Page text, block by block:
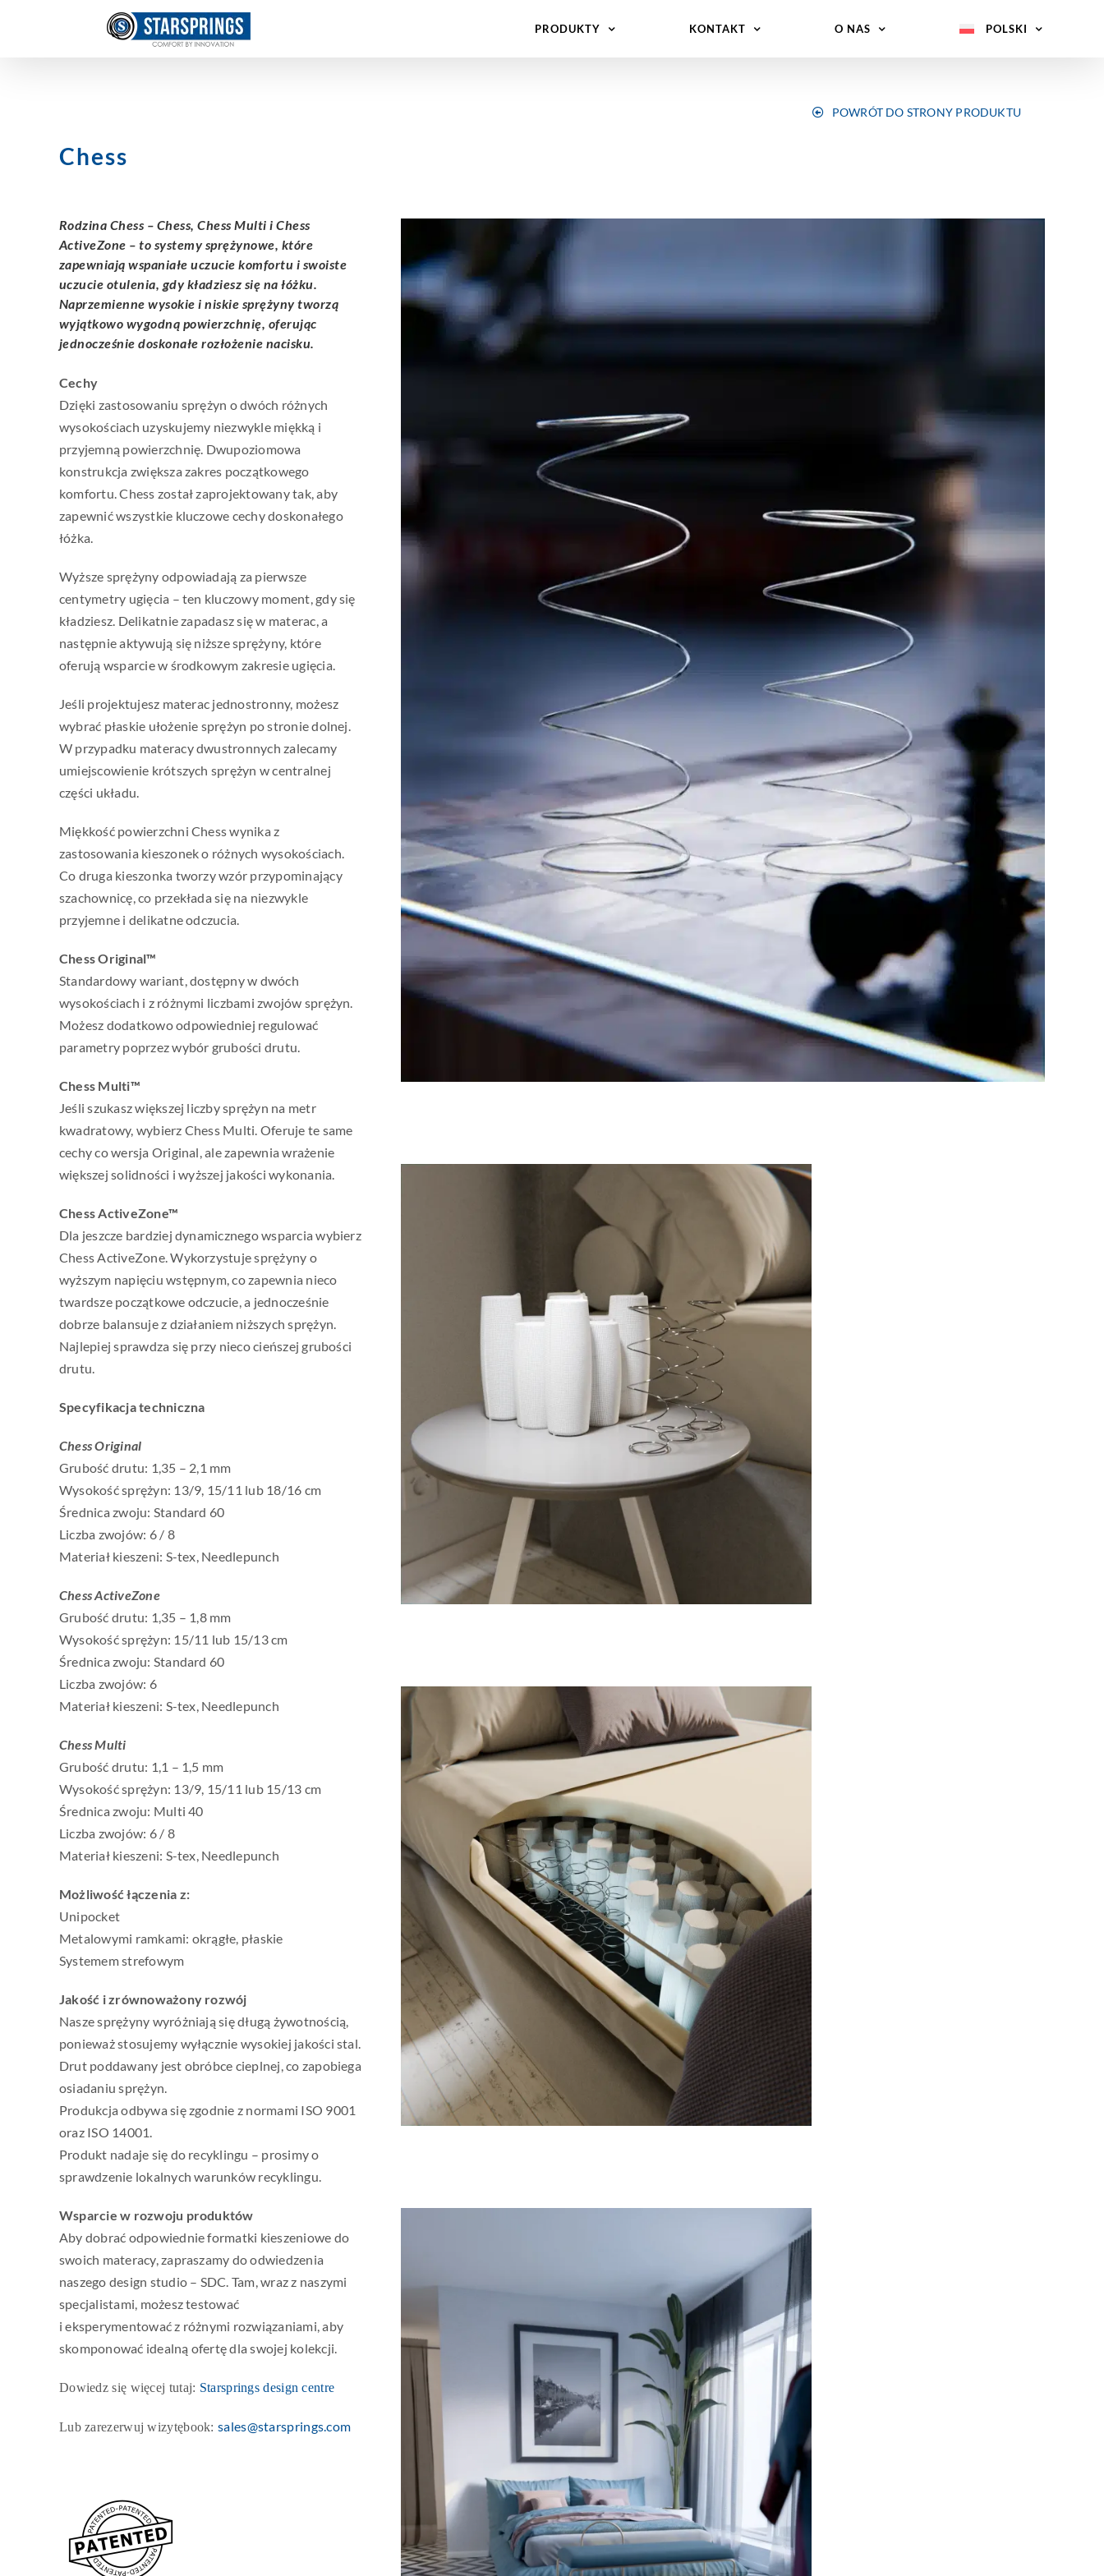
PRODUKTY KONTAKT O NAS POLSKI
POWRÓT DO STRONY PRODUKTU
Chess
Rodzina Chess – Chess, Chess Multi i Chess
ActiveZone – to systemy sprężynowe, które
zapewniają wspaniałe uczucie komfortu i swoiste
uczucie otulenia, gdy kładziesz się na łóżku.
Naprzemienne wysokie i niskie sprężyny tworzą
wyjątkowo wygodną powierzchnię, oferując
jednocześnie doskonałe rozłożenie nacisku.
Cechy
Dzięki zastosowaniu sprężyn o dwóch różnych
wysokościach uzyskujemy niezwykle miękką i
przyjemną powierzchnię. Dwupoziomowa
konstrukcja zwiększa zakres początkowego
komfortu. Chess został zaprojektowany tak, aby
zapewnić wszystkie kluczowe cechy doskonałego
łóżka.
Wyższe sprężyny odpowiadają za pierwsze
centymetry ugięcia – ten kluczowy moment, gdy się
kładziesz. Delikatnie zapadasz się w materac, a
następnie aktywują się niższe sprężyny, które
oferują wsparcie w środkowym zakresie ugięcia.
Jeśli projektujesz materac jednostronny, możesz
wybrać płaskie ułożenie sprężyn po stronie dolnej.
W przypadku materacy dwustronnych zalecamy
umiejscowienie krótszych sprężyn w centralnej
części układu.
Miękkość powierzchni Chess wynika z
zastosowania kieszonek o różnych wysokościach.
Co druga kieszonka tworzy wzór przypominający
szachownicę, co przekłada się na niezwykle
przyjemne i delikatne odczucia.
Chess Original™
Standardowy wariant, dostępny w dwóch
wysokościach i z różnymi liczbami zwojów sprężyn.
Możesz dodatkowo odpowiedniej regulować
parametry poprzez wybór grubości drutu.
Chess Multi™
Jeśli szukasz większej liczby sprężyn na metr
kwadratowy, wybierz Chess Multi. Oferuje te same
cechy co wersja Original, ale zapewnia wrażenie
większej solidności i wyższej jakości wykonania.
Chess ActiveZone™
Dla jeszcze bardziej dynamicznego wsparcia wybierz
Chess ActiveZone. Wykorzystuje sprężyny o
wyższym napięciu wstępnym, co zapewnia nieco
twardsze początkowe odczucie, a jednocześnie
dobrze balansuje z działaniem niższych sprężyn.
Najlepiej sprawdza się przy nieco cieńszej grubości
drutu.
Specyfikacja techniczna
Chess Original
Grubość drutu: 1,35 – 2,1 mm
Wysokość sprężyn: 13/9, 15/11 lub 18/16 cm
Średnica zwoju: Standard 60
Liczba zwojów: 6 / 8
Materiał kieszeni: S-tex, Needlepunch
Chess ActiveZone
Grubość drutu: 1,35 – 1,8 mm
Wysokość sprężyn: 15/11 lub 15/13 cm
Średnica zwoju: Standard 60
Liczba zwojów: 6
Materiał kieszeni: S-tex, Needlepunch
Chess Multi
Grubość drutu: 1,1 – 1,5 mm
Wysokość sprężyn: 13/9, 15/11 lub 15/13 cm
Średnica zwoju: Multi 40
Liczba zwojów: 6 / 8
Materiał kieszeni: S-tex, Needlepunch
Możliwość łączenia z:
Unipocket
Metalowymi ramkami: okrągłe, płaskie
Systemem strefowym
Jakość i zrównoważony rozwój
Nasze sprężyny wyróżniają się długą żywotnością,
ponieważ stosujemy wyłącznie wysokiej jakości stal.
Drut poddawany jest obróbce cieplnej, co zapobiega
osiadaniu sprężyn.
Produkcja odbywa się zgodnie z normami ISO 9001
oraz ISO 14001.
Produkt nadaje się do recyklingu – prosimy o
sprawdzenie lokalnych warunków recyklingu.
Wsparcie w rozwoju produktów
Aby dobrać odpowiednie formatki kieszeniowe do
swoich materacy, zapraszamy do odwiedzenia
naszego design studio – SDC. Tam, wraz z naszymi
specjalistami, możesz testować
i eksperymentować z różnymi rozwiązaniami, aby
skomponować idealną ofertę dla swojej kolekcji.
Dowiedz się więcej tutaj: Starsprings design centre
Lub zarezerwuj wizytębook:sales@starsprings.com